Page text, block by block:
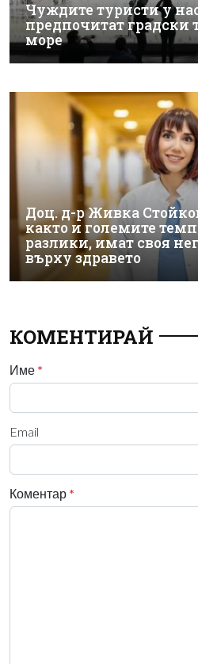
Чуждите туристи у
предпочитат градски
море
Доц. д-р Живка
както и големите
разлики, имат своя
върху здравето
КОМЕНТИРАЙ
Име *
Email
Коментар *